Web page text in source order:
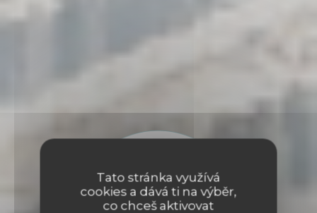
Tato stránka využívá
cookies a dává ti na výběr,
co chceš aktivovat